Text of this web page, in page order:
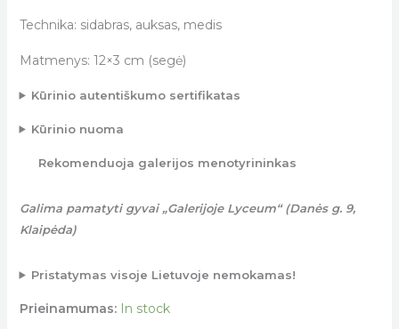
Technika: sidabras, auksas, medis
Matmenys: 12×3 cm (segė)
Kūrinio autentiškumo sertifikatas
Kūrinio nuoma
Rekomenduoja galerijos menotyrininkas
Galima pamatyti gyvai „Galerijoje Lyceum“ (Danės g. 9,
Klaipėda)
Pristatymas visoje Lietuvoje nemokamas!
Prieinamumas: In stock